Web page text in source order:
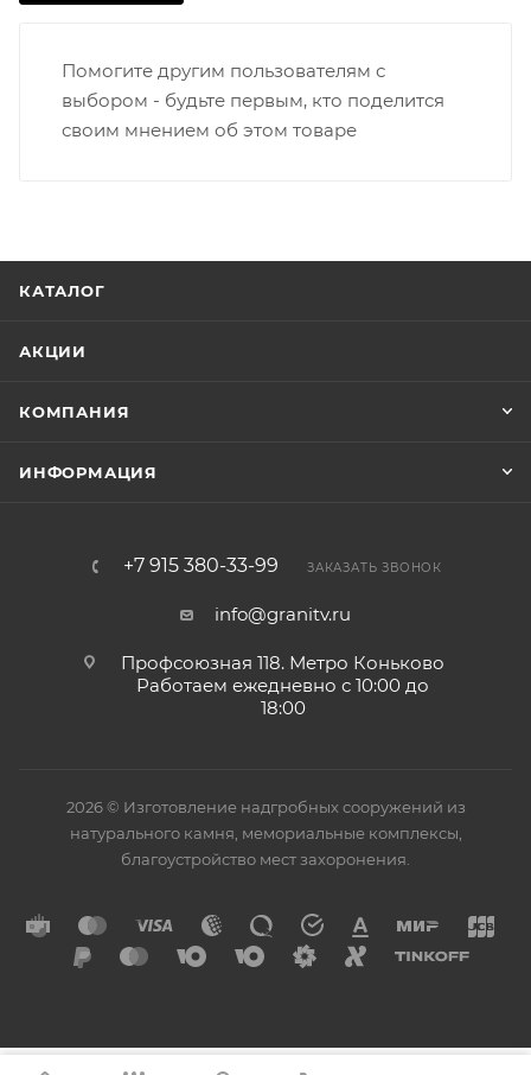
Помогите другим пользователям с
выбором - будьте первым, кто поделится
своим мнением об этом товаре
КАТАЛОГ
АКЦИИ
КОМПАНИЯ
ИНФОРМАЦИЯ
+7 915 380-33-99 ЗАКАЗАТЬ ЗВОНОК
info@granitv.ru
Профсоюзная 118. Метро Коньково
Работаем ежедневно с 10:00 до
18:00
2026 © Изготовление надгробных сооружений из
натурального камня, мемориальные комплексы,
благоустройство мест захоронения.